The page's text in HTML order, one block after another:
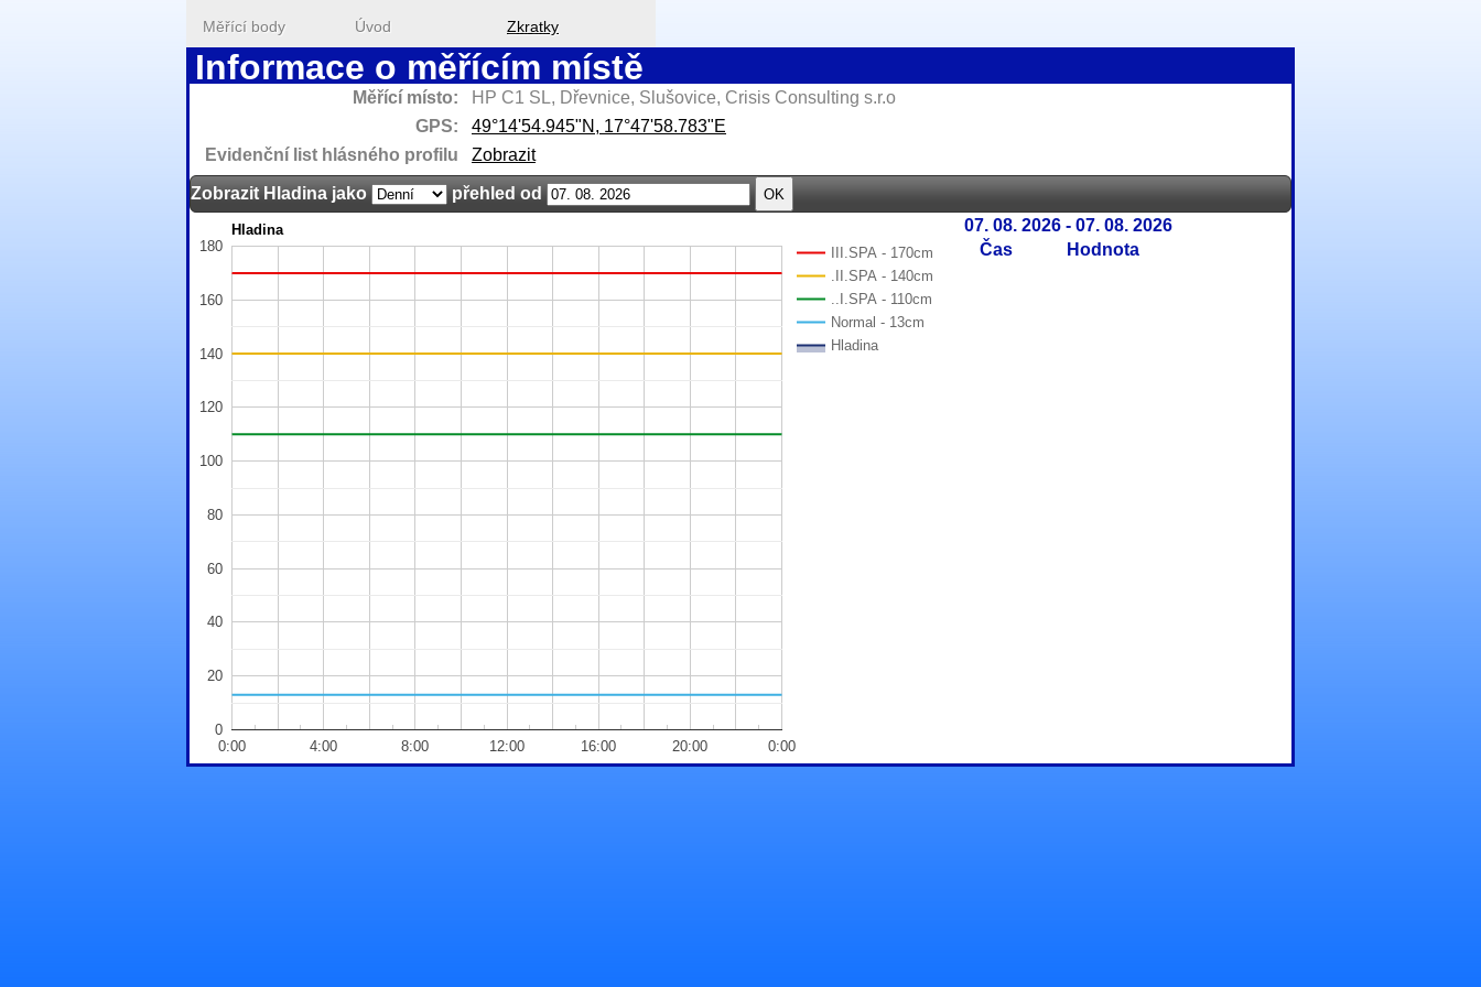
Měřící body Úvod Zkratky
Informace o měřícím místě
Měřící místo:
HP C1 SL, Dřevnice, Slušovice, Crisis Consulting s.r.o
GPS:
49°14'54.945"N, 17°47'58.783"E
Evidenční list hlásného profilu
Zobrazit
ZobrazitHladinajako přehled od OK
07. 08. 2026 - 07. 08. 2026
Čas
Hodnota
Hladina
III.SPA - 170cm
.II.SPA - 140cm
..I.SPA - 110cm
Normal - 13cm
Hladina
0:00 4:00 8:00 12:00 16:00 20:00 0:00
0
20
40
60
80
100
120
140
160
180